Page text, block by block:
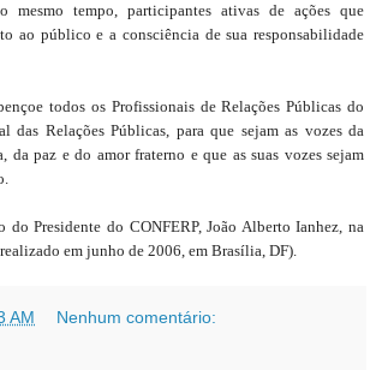
mesmo tempo, participantes ativas de ações que
ao público e a consciência de sua responsabilidade
todos os Profissionais de Relações Públicas do
das Relações Públicas, para que sejam as vozes da
da paz e do amor fraterno e que as suas vozes sejam
do Presidente do CONFERP, João Alberto Ianhez, na
em junho de 2006, em Brasília, DF).
AM Nenhum comentário: